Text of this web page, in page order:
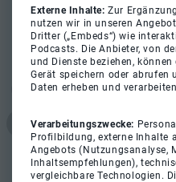
Externe Inhalte:Zur
nutzen wir in unseren
Dritter („Embeds“) wie
Podcasts. Die Anbieter, von
und Dienste beziehen,
Gerät speichern oder abrufen
Daten erheben und
Verarbeitungszwecke:
Profilbildung, externe Inhalte
Angebots (Nutzungsanalyse,
Inhaltsempfehlungen),
vergleichbare Technologien.